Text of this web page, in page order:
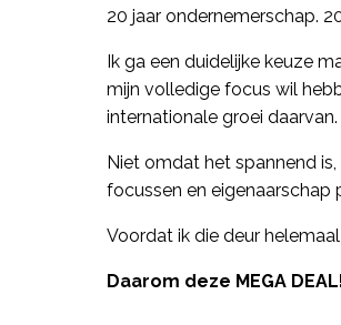
20 jaar ondernemerschap.
Ik ga een duidelijke keuze
mijn volledige focus wil
internationale groei daarvan.
Niet omdat het spannend
focussen en eigenaarschap
Voordat ik die deur
Daarom deze MEGA